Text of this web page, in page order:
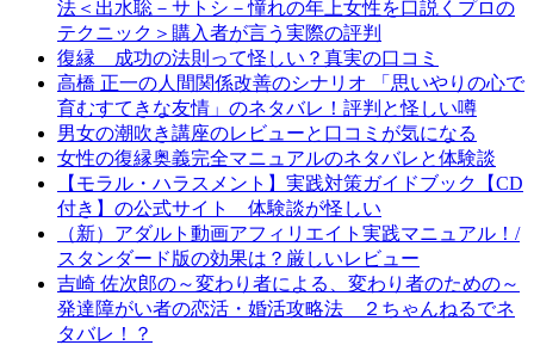
法＜出水聡－サトシ－憧れの年上女性を口説くプロの
テクニック＞購入者が言う実際の評判
復縁 成功の法則って怪しい？真実の口コミ
高橋 正一の人間関係改善のシナリオ 「思いやりの心で
育むすてきな友情」のネタバレ！評判と怪しい噂
男女の潮吹き講座のレビューと口コミが気になる
女性の復縁奥義完全マニュアルのネタバレと体験談
【モラル・ハラスメント】実践対策ガイドブック【CD
付き】の公式サイト 体験談が怪しい
（新）アダルト動画アフィリエイト実践マニュアル！/
スタンダード版の効果は？厳しいレビュー
吉崎 佐次郎の～変わり者による、変わり者のための～
発達障がい者の恋活・婚活攻略法 ２ちゃんねるでネ
タバレ！？